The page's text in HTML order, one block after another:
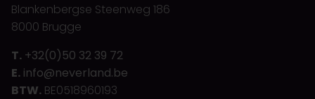
Blankenbergse Steenweg 186
8000 Brugge
T. +32(0)50 32 39 72
E. info@neverland.be
BTW. BE0518960193